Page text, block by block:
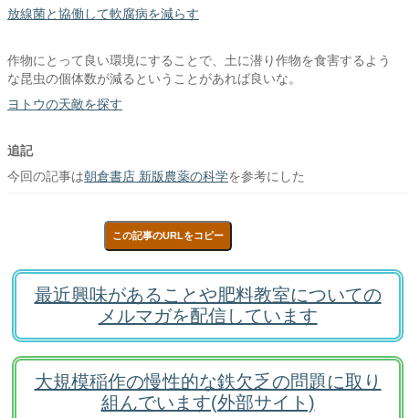
放線菌と協働して軟腐病を減らす
作物にとって良い環境にすることで、土に潜り作物を食害するよう
な昆虫の個体数が減るということがあれば良いな。
ヨトウの天敵を探す
追記
今回の記事は朝倉書店 新版農薬の科学を参考にした
この記事のURLをコピー
最近興味があることや肥料教室についての
メルマガを配信しています
大規模稲作の慢性的な鉄欠乏の問題に取り
組んでいます(外部サイト)